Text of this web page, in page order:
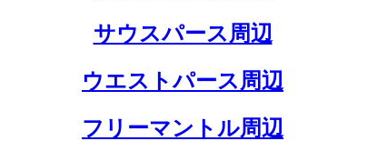
サウスパース周辺
ウエストパース周辺
フリーマントル周辺